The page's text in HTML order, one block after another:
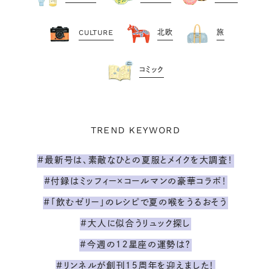
CULTURE 北欧 旅
コミック
TREND KEYWORD
#最新号は、素敵なひとの夏服とメイクを大調査！
#付録はミッフィー×コールマンの豪華コラボ！
#「飲むゼリー」のレシピで夏の喉をうるおそう
#大人に似合うリュック探し
#今週の12星座の運勢は？
#リンネルが創刊15周年を迎えました！